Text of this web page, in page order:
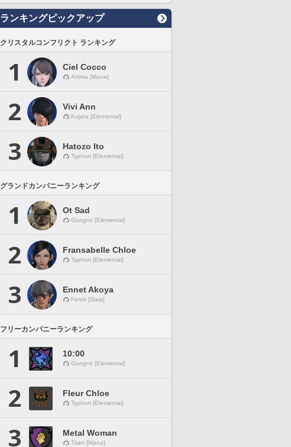
ランキングピックアップ
クリスタルコンフリクト ランキング
1 Ciel Cocco
Anima [Mana]
2 Vivi Ann
Kujata [Elemental]
3 Hatozo Ito
Typhon [Elemental]
グランドカンパニーランキング
1 Ot Sad
Gungnir [Elemental]
2 Fransabelle Chloe
Typhon [Elemental]
3 Ennet Akoya
Fenrir [Gaia]
フリーカンパニーランキング
1 10:00
Gungnir [Elemental]
2 Fleur Chloe
Typhon [Elemental]
3 Metal Woman
Titan [Mana]